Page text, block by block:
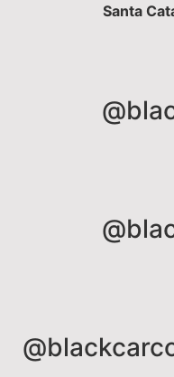
Santa